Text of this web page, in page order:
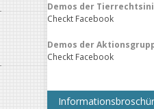
Demos der
Checkt Facebook
Demos der
Checkt Facebook